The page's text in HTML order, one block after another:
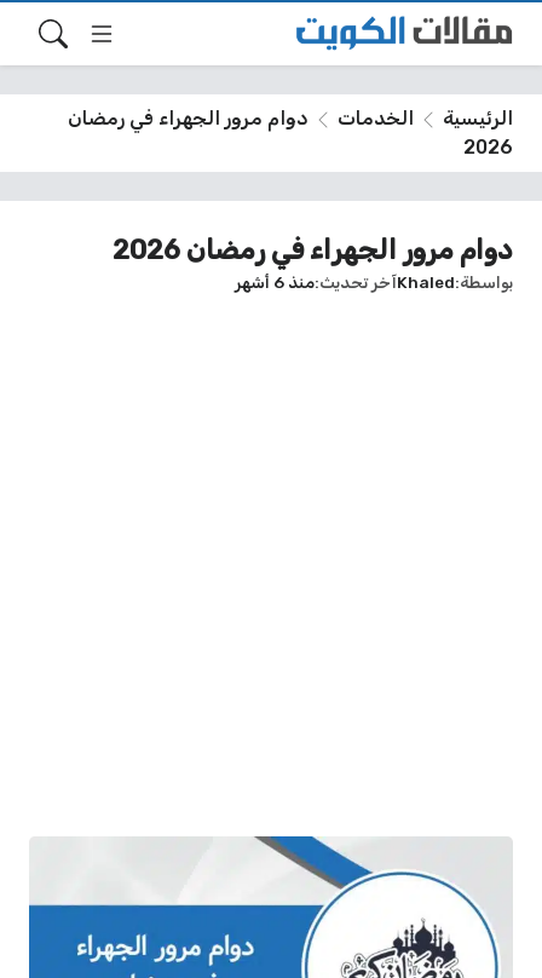
الرئيسية الخدمات
دوام مرور الجهراء في رمضان
2026
دوام مرور الجهراء في رمضان 2026
بواسطة Khaledآخر تحديث منذ 6 أشهر